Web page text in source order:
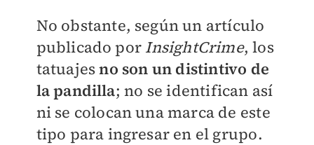
No obstante, según un artículo
publicado por InsightCrime, los
tatuajesno son un distintivo de
la pandilla; no se identifican así
ni se colocan una marca de este
tipo para ingresar en el grupo.